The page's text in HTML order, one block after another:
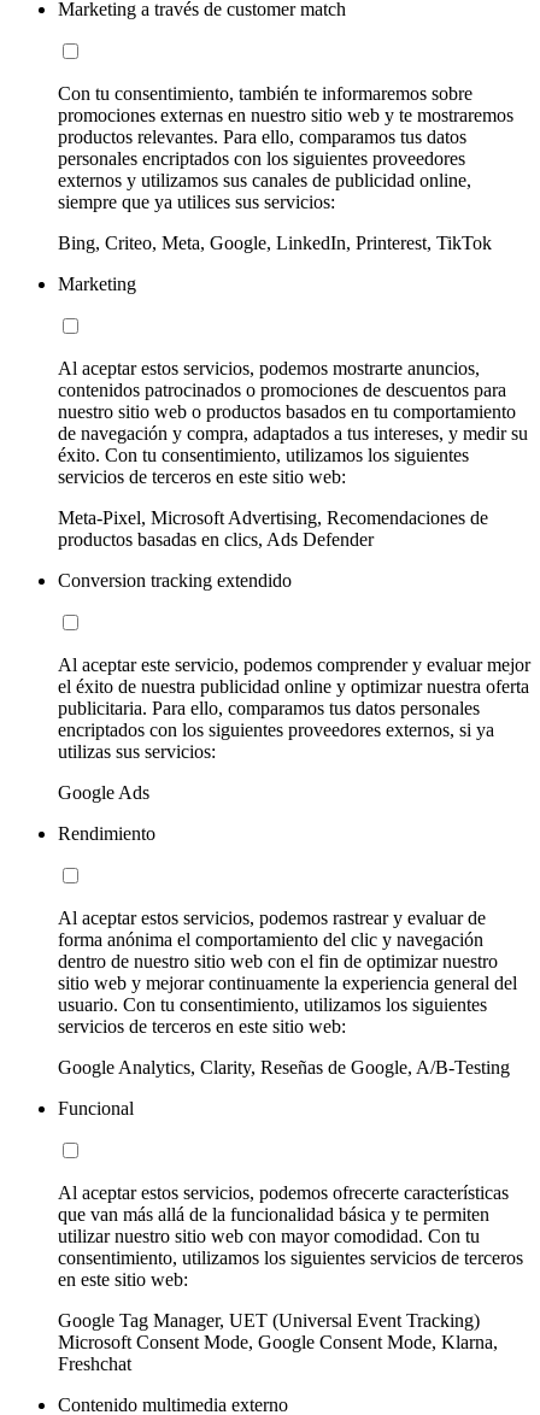
Marketing a través de customer match
Con tu consentimiento, también te informaremos sobre
promociones externas en nuestro sitio web y te mostraremos
productos relevantes. Para ello, comparamos tus datos
personales encriptados con los siguientes proveedores
externos y utilizamos sus canales de publicidad online,
siempre que ya utilices sus servicios:
Bing, Criteo, Meta, Google, LinkedIn, Printerest, TikTok
Marketing
Al aceptar estos servicios, podemos mostrarte anuncios,
contenidos patrocinados o promociones de descuentos para
nuestro sitio web o productos basados en tu comportamiento
de navegación y compra, adaptados a tus intereses, y medir su
éxito. Con tu consentimiento, utilizamos los siguientes
servicios de terceros en este sitio web:
Meta-Pixel, Microsoft Advertising, Recomendaciones de
productos basadas en clics, Ads Defender
Conversion tracking extendido
Al aceptar este servicio, podemos comprender y evaluar mejor
el éxito de nuestra publicidad online y optimizar nuestra oferta
publicitaria. Para ello, comparamos tus datos personales
encriptados con los siguientes proveedores externos, si ya
utilizas sus servicios:
Google Ads
Rendimiento
Al aceptar estos servicios, podemos rastrear y evaluar de
forma anónima el comportamiento del clic y navegación
dentro de nuestro sitio web con el fin de optimizar nuestro
sitio web y mejorar continuamente la experiencia general del
usuario. Con tu consentimiento, utilizamos los siguientes
servicios de terceros en este sitio web:
Google Analytics, Clarity, Reseñas de Google, A/B-Testing
Funcional
Al aceptar estos servicios, podemos ofrecerte características
que van más allá de la funcionalidad básica y te permiten
utilizar nuestro sitio web con mayor comodidad. Con tu
consentimiento, utilizamos los siguientes servicios de terceros
en este sitio web:
Google Tag Manager, UET (Universal Event Tracking)
Microsoft Consent Mode, Google Consent Mode, Klarna,
Freshchat
Contenido multimedia externo